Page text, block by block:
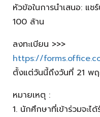
หัวข้อในการนำเสนอ: แ
100 ล้าน
ลงทะเบียน >>>
https://
ตั้งแต่วันนี้ถึงวันที่ 21 พ
หมายเหตุ :
1. นักศึกษาที่เข้าร่วมจะไ